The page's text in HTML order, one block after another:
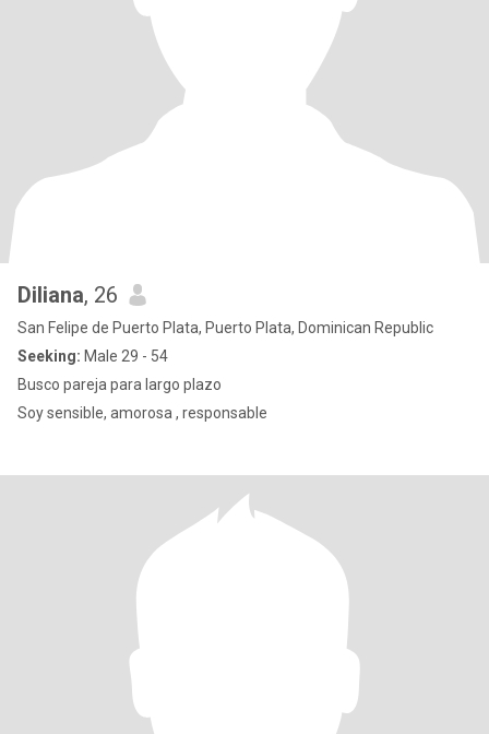
Diliana, 26
San Felipe de Puerto Plata, Puerto Plata, Dominican Republic
Seeking: Male 29 - 54
Busco pareja para largo plazo
Soy sensible, amorosa , responsable